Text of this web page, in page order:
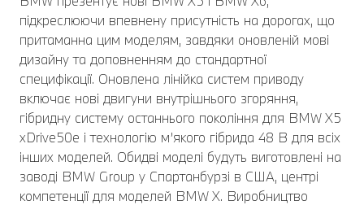
підкреслюючи впевнену присутність на дорогах, що
притаманна цим моделям, завдяки оновленій мові
дизайну та доповненням до стандартної
специфікації. Оновлена лінійка систем приводу
включає нові двигуни внутрішнього згоряння,
гібридну систему останнього покоління для BMW X5
xDrive50e і технологію м’якого гібрида 48 В для всіх
інших моделей. Обидві моделі будуть виготовлені на
заводі BMW Group у Спартанбурзі в США, центрі
компетенції для моделей BMW X. Виробництво